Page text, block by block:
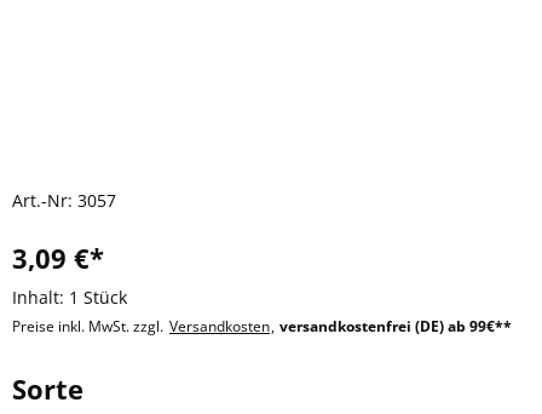
Art.-Nr: 3057
3,09 €*
Inhalt: 1 Stück
Preise inkl. MwSt. zzgl. Versandkosten, versandkostenfrei (DE) ab 99€**
Sorte